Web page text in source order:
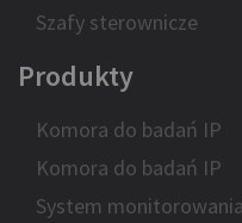
Szafy sterownicze
Produkty
Komora do badań IP
Komora do badań IP
System